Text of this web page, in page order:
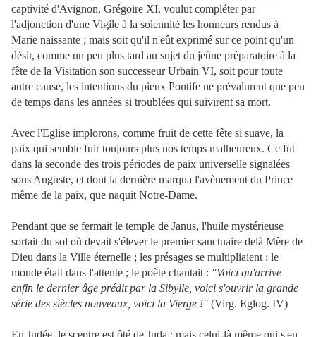
captivité d'Avignon, Grégoire XI, voulut compléter par
l'adjonction d'une Vigile à la solennité les honneurs rendus à
Marie naissante ; mais soit qu'il n'eût exprimé sur ce point qu'un
désir, comme un peu plus tard au sujet du jeûne préparatoire à la
fête de la Visitation son successeur Urbain VI, soit pour toute
autre cause, les intentions du pieux Pontife ne prévalurent que peu
de temps dans les années si troublées qui suivirent sa mort.
Avec l'Eglise implorons, comme fruit de cette fête si suave, la
paix qui semble fuir toujours plus nos temps malheureux. Ce fut
dans la seconde des trois périodes de paix universelle signalées
sous Auguste, et dont la dernière marqua l'avènement du Prince
même de la paix, que naquit Notre-Dame.
Pendant que se fermait le temple de Janus, l'huile mystérieuse
sortait du sol où devait s'élever le premier sanctuaire delà Mère de
Dieu dans la Ville éternelle ; les présages se multipliaient ; le
monde était dans l'attente ; le poète chantait : "Voici qu'arrive
enfin le dernier âge prédit par la Sibylle, voici s'ouvrir la grande
série des siècles nouveaux, voici la Vierge !" (Virg. Eglog. IV)
En Judée, le sceptre est ôté de Juda ; mais celui-là même qui s'en